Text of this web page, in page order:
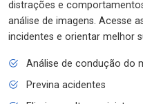
distrações e
análise de imagens. Acesse
incidentes e orientar melhor
Análise de condução do
Previna acidentes